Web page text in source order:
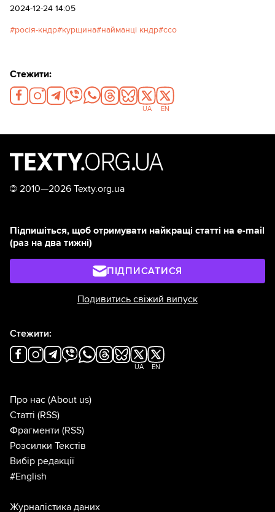
2024-12-24 14:05
росія-кндр курщина найманці кндр ссо
Стежити:
UA EN
© 2010—2026 Texty.org.ua
Підпишіться, щоб отримувати найкращі статті на e-mail
(раз на два тижні)
ПІДПИСАТИСЯ
Подивитись свіжий випуск
Стежити:
UA EN
Про нас (About us)
Статті (RSS)
Фрагменти (RSS)
Розсилки Текстів
Вибір редакції
#English
Журналістика даних